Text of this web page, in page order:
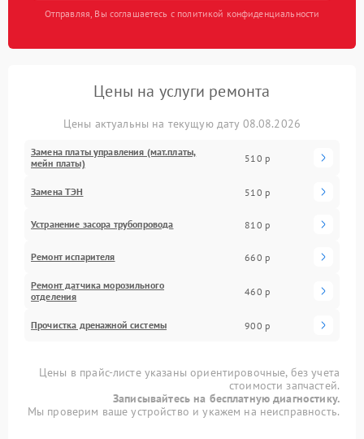
Отправляя, Вы соглашаетесь с политикой конфиденциальности
Цены на услуги ремонта
Цены актуальны на текущую дату 08.08.2026
Замена платы управления (мат.платы,
мейн платы)
510 р
Замена ТЭН 510 р
Устранение засора трубопровода 810 р
Ремонт испарителя 660 р
Ремонт датчика морозильного
отделения
460 р
Прочистка дренажной системы 900 р
Цены в прайс-листе указаны ориентировочные, без учета
стоимости запчастей.
Записывайтесь на бесплатную диагностику.
Мы проверим ваше устройство и укажем на неисправность.